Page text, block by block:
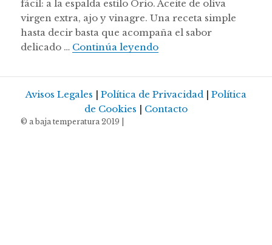
fácil: a la espalda estilo Orio. Aceite de oliva
virgen extra, ajo y vinagre. Una receta simple
hasta decir basta que acompaña el sabor
delicado … Continúa leyendoRape a baja
Avisos Legales | Política de Privacidad | Política
de Cookies | Contacto
© a baja temperatura 2019 |